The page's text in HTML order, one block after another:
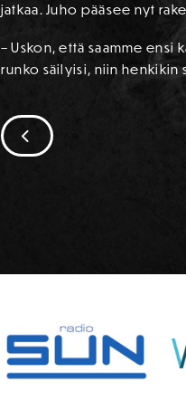
jatkaa. Juho pääsee nyt
– Uskon, että saamme
runko säilyisi, niin henkikin
SIIRRY EDELLISEEN